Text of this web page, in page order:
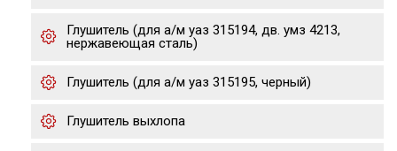
Глушитель (для а/м уаз 315194, дв. умз 4213,
нержавеющая сталь)
Глушитель (для а/м уаз 315195, черный)
Глушитель выхлопа